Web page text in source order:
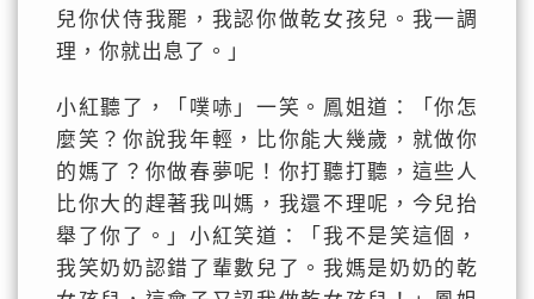
兒你伏侍我罷，我認你做乾女孩兒。我一調
理，你就出息了。」
小紅聽了，「噗哧」一笑。鳳姐道：「你怎
麼笑？你說我年輕，比你能大幾歲，就做你
的媽了？你做春夢呢！你打聽打聽，這些人
比你大的趕著我叫媽，我還不理呢，今兒抬
舉了你了。」小紅笑道：「我不是笑這個，
我笑奶奶認錯了輩數兒了。我媽是奶奶的乾